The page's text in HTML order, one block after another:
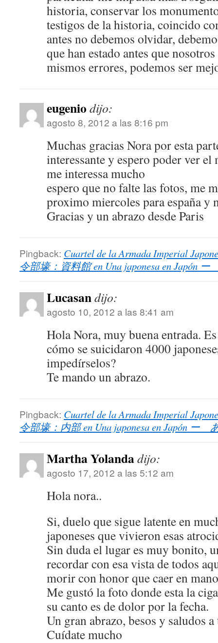
historia, conservar los
testigos de la historia, coincido
antes no debemos olvidar,
que han estado antes que
mismos errores, podemos ser
eugenio dijo:
agosto 8, 2012 a las 8:16 pm
Muchas gracias Nora por esta
interessante y espero poder ver el
me interessa mucho
espero que no falte las fotos, me
proximo miercoles para españa y
Gracias y un abrazo desde Paris
Pingback: Cuartel de la Armada Imperial
令部壕：資料館 en Una japonesa en Japón
Lucasandijo:
agosto 10, 2012 a las 8:41 am
Hola Nora, muy buena entrada.
cómo se suicidaron 4000
impedírselos?
Te mando un abrazo.
Pingback: Cuartel de la Armada Imperial
令部壕：内部 en Una japonesa en Japón ー
Martha Yolandadijo:
agosto 17, 2012 a las 5:12 am
Hola nora..
Si, duelo que sigue latente en
japoneses que vivieron esas
Sin duda el lugar es muy bonito,
recordar con esa vista de todos
morir con honor que caer en
Me gustó la foto donde esta la
su canto es de dolor por la fecha.
Un gran abrazo, besos y saludos
Cuídate mucho